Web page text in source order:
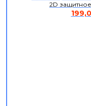
2D защитное